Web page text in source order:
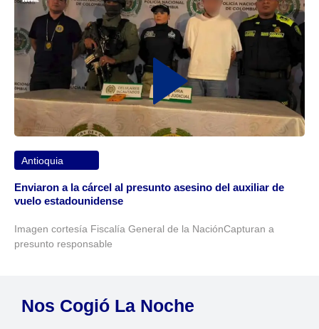
Antioquia
Enviaron a la cárcel al presunto asesino del auxiliar de
vuelo estadounidense
Imagen cortesía Fiscalía General de la NaciónCapturan a
presunto responsable
Nos Cogió La Noche